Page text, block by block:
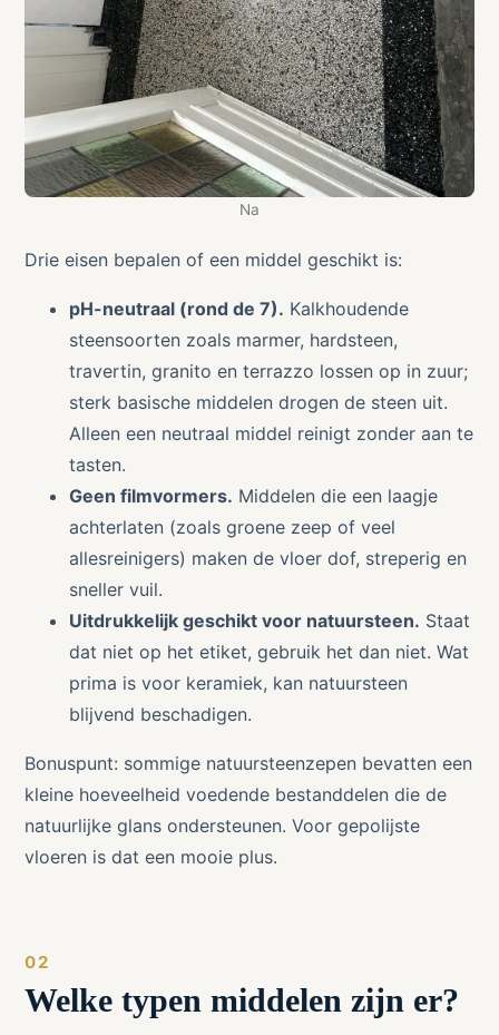
Na
Drie eisen bepalen of een middel geschikt is:
pH-neutraal (rond de 7). Kalkhoudende
steensoorten zoals marmer, hardsteen,
travertin, granito en terrazzo lossen op in zuur;
sterk basische middelen drogen de steen uit.
Alleen een neutraal middel reinigt zonder aan te
tasten.
Geen filmvormers. Middelen die een laagje
achterlaten (zoals groene zeep of veel
allesreinigers) maken de vloer dof, streperig en
sneller vuil.
Uitdrukkelijk geschikt voor natuursteen. Staat
dat niet op het etiket, gebruik het dan niet. Wat
prima is voor keramiek, kan natuursteen
blijvend beschadigen.
Bonuspunt: sommige natuursteenzepen bevatten een
kleine hoeveelheid voedende bestanddelen die de
natuurlijke glans ondersteunen. Voor gepolijste
vloeren is dat een mooie plus.
Welke typen middelen zijn er?